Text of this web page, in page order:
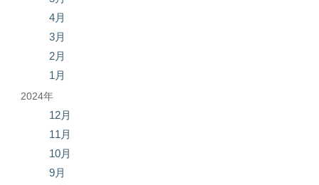
4月
3月
2月
1月
2024年
12月
11月
10月
9月